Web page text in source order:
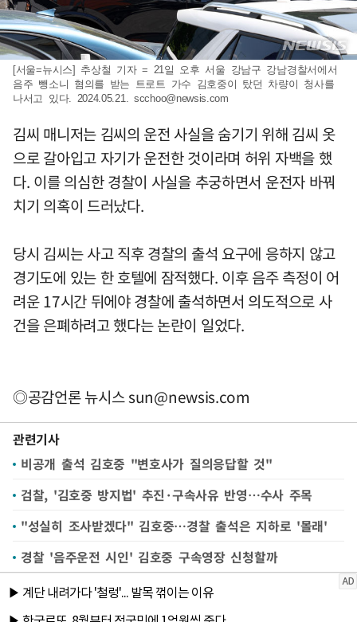
[서울=뉴시스] 추상철 기자 = 21일 오후 서울 강남구 강남경찰서에서
음주 뺑소니 혐의를 받는 트로트 가수 김호중이 탔던 차량이 청사를
나서고 있다. 2024.05.21. scchoo@newsis.com
김씨 매니저는 김씨의 운전 사실을 숨기기 위해 김씨 옷
으로 갈아입고 자기가 운전한 것이라며 허위 자백을 했
다. 이를 의심한 경찰이 사실을 추궁하면서 운전자 바꿔
치기 의혹이 드러났다.
당시 김씨는 사고 직후 경찰의 출석 요구에 응하지 않고
경기도에 있는 한 호텔에 잠적했다. 이후 음주 측정이 어
려운 17시간 뒤에야 경찰에 출석하면서 의도적으로 사
건을 은폐하려고 했다는 논란이 일었다.
◎공감언론 뉴시스sun@newsis.com
관련기사
비공개 출석 김호중 "변호사가 질의응답할 것"
검찰, '김호중 방지법' 추진·구속사유 반영…수사 주목
"성실히 조사받겠다" 김호중…경찰 출석은 지하로 '몰래'
경찰 '음주운전 시인' 김호중 구속영장 신청할까